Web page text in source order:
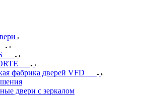
фабрика дверей VFD
двери c зеркалом